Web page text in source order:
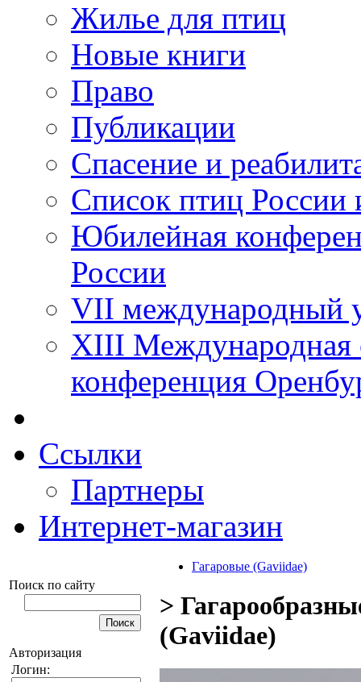
Жилье для птиц
Новые книги
Право
Публикации
Спасение и
Список птиц России
Юбилейная
России
VII международный
XIII Международная
конференция
Ссылки
Партнеры
Интернет-магазин
Поиск по сайту
Авторизация
Логин:
Гагаровые (Gaviidae)
>
(Gaviidae)